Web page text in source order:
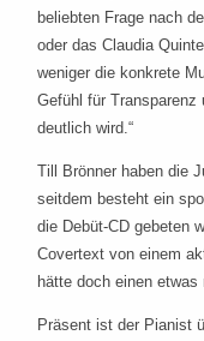
beliebten Frage nach
oder das Claudia
weniger die konkrete
Gefühl für Transparenz
deutlich wird.“
Till Brönner haben die
seitdem besteht ein
die Debüt-CD gebeten
Covertext von einem
hätte doch einen etwas
Präsent ist der Pianist